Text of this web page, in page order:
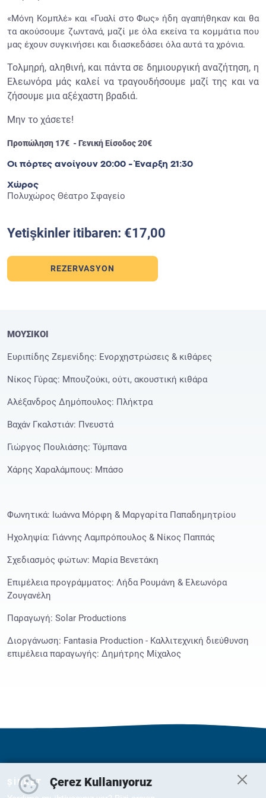
«Μόνη Κομπλέ» και «Γυαλί στο Φως» ήδη αγαπήθηκαν και θα
τα ακούσουμε ζωντανά, μαζί με όλα εκείνα τα κομμάτια που
μας έχουν συγκινήσει και διασκεδάσει όλα αυτά τα χρόνια.
Τολμηρή, αληθινή, και πάντα σε δημιουργική αναζήτηση, η
Ελεωνόρα μάς καλεί να τραγουδήσουμε μαζί της και να
ζήσουμε μια αξέχαστη βραδιά.
Μην το χάσετε!
Προπώληση 17€ - Γενική Είσοδος 20€
Οι πόρτες ανοίγουν 20:00 - Έναρξη 21:30
Χώρος
Πολυχώρος Θέατρο Σφαγείο
Yetişkinler itibaren: €17,00
REZERVASYON
ΜΟΥΣΙΚΟΙ
Ευριπίδης Ζεμενίδης: Ενορχηστρώσεις & κιθάρες
Νίκος Γύρας: Μπουζούκι, ούτι, ακουστική κιθάρα
Αλέξανδρος Δημόπουλος: Πλήκτρα
Βαχάν Γκαλστιάν: Πνευστά
Γιώργος Πουλιάσης: Τύμπανα
Χάρης Χαραλάμπους: Μπάσο
Φωνητικά: Ιωάννα Μόρφη & Μαργαρίτα Παπαδημητρίου
Ηχοληψία: Γιάννης Λαμπρόπουλος & Νίκος Παππάς
Σχεδιασμός φώτων: Μαρία Βενετάκη
Επιμέλεια προγράμματος: Λήδα Ρουμάνη & Ελεωνόρα
Ζουγανέλη
Παραγωγή: Solar Productions
Διοργάνωση: Fantasia Production - Καλλιτεχνική διεύθυνση
επιμέλεια παραγωγής: Δημήτρης Μίχαλος
ŞİRKET Çerez Kullanıyoruz